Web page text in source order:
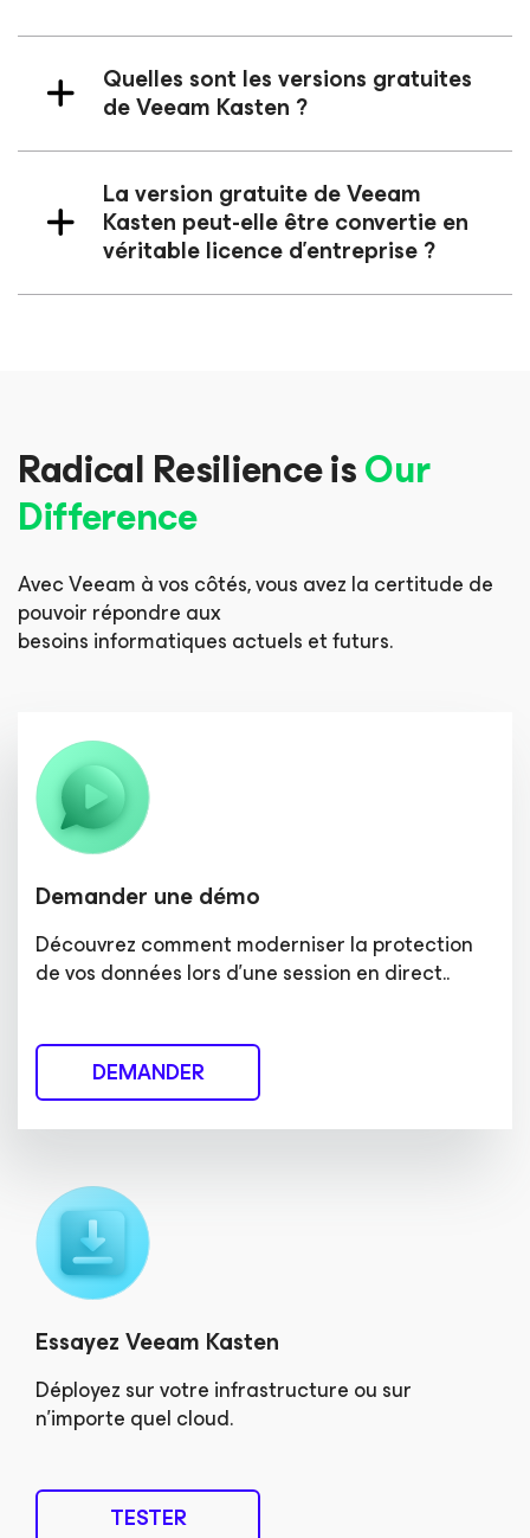
Quelles sont les versions gratuites
de Veeam Kasten ?
La version gratuite de Veeam
Kasten peut-elle être convertie en
véritable licence d’entreprise ?
Radical Resilience isOur
Difference
Avec Veeam à vos côtés, vous avez la certitude de
pouvoir répondre aux
besoins informatiques actuels et futurs.
Demander une démo
Découvrez comment moderniser la protection
de vos données lors d'une session en direct..
DEMANDER
Essayez Veeam Kasten
Déployez sur votre infrastructure ou sur
n’importe quel cloud.
TESTER